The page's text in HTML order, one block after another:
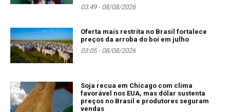
03:49 - 08/08/2026
Oferta mais restrita no Brasil fortalece
preços da arroba do boi em julho
03:05 - 08/08/2026
Soja recua em Chicago com clima
favorável nos EUA, mas dólar sustenta
preços no Brasil e produtores seguram
vendas